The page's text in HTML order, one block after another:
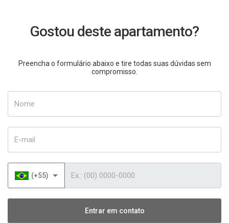
Gostou deste apartamento?
Preencha o formulário abaixo e tire todas suas dúvidas sem
compromisso.
(+55)
Entrar em contato